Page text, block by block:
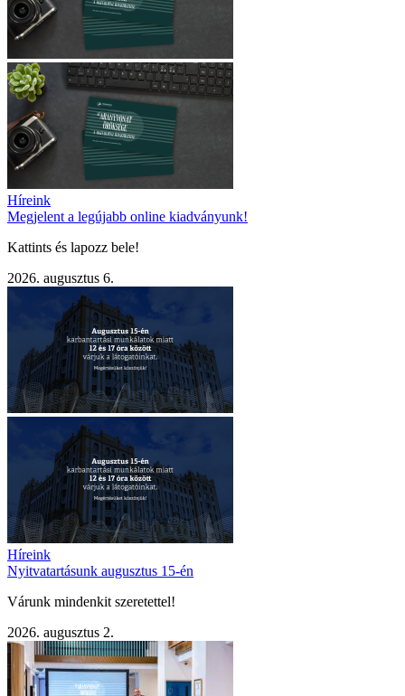
Híreink
Megjelent a legújabb online kiadványunk!
Kattints és lapozz bele!
2026. augusztus 6.
Híreink
Nyitvatartásunk augusztus 15-én
Várunk mindenkit szeretettel!
2026. augusztus 2.